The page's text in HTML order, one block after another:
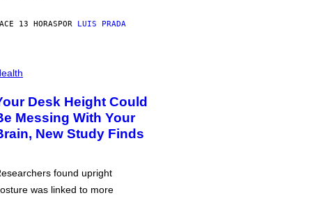
13 HORASPOR LUIS PRADA
Desk Height Could
Messing With Your
New Study Finds
found upright
was linked to more